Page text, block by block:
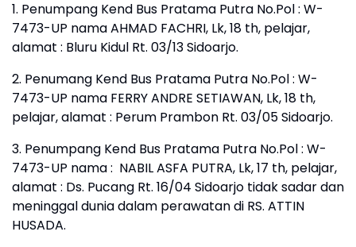
1. Penumpang Kend Bus Pratama Putra No.Pol : W-
7473-UP nama AHMAD FACHRI, Lk, 18 th, pelajar,
alamat : Bluru Kidul Rt. 03/13 Sidoarjo.
2. Penumang Kend Bus Pratama Putra No.Pol : W-
7473-UP nama FERRY ANDRE SETIAWAN, Lk, 18 th,
pelajar, alamat : Perum Prambon Rt. 03/05 Sidoarjo.
3. Penumpang Kend Bus Pratama Putra No.Pol : W-
7473-UP nama : NABIL ASFA PUTRA, Lk, 17 th, pelajar,
alamat : Ds. Pucang Rt. 16/04 Sidoarjo tidak sadar dan
meninggal dunia dalam perawatan di RS. ATTIN
HUSADA.